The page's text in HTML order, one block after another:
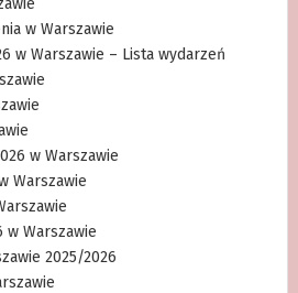
w Warszawie
w Warszawie – Lista wydarzeń
w Warszawie
Warszawie
w Warszawie
2025/2026